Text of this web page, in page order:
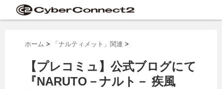
ホーム > 「ナルティメット」関連 >
【プレコミュ】公式ブログにて
『NARUTO－ナルト－ 疾風